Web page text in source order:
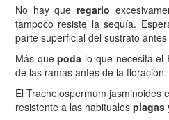
No hay queregarlo
tampoco resiste la sequía.
parte superficial del sustrato
Más quepoda lo que necesita el
de las ramas antes de la floración.
El Trachelospermum jasminoides
resistente a las habituales plagas